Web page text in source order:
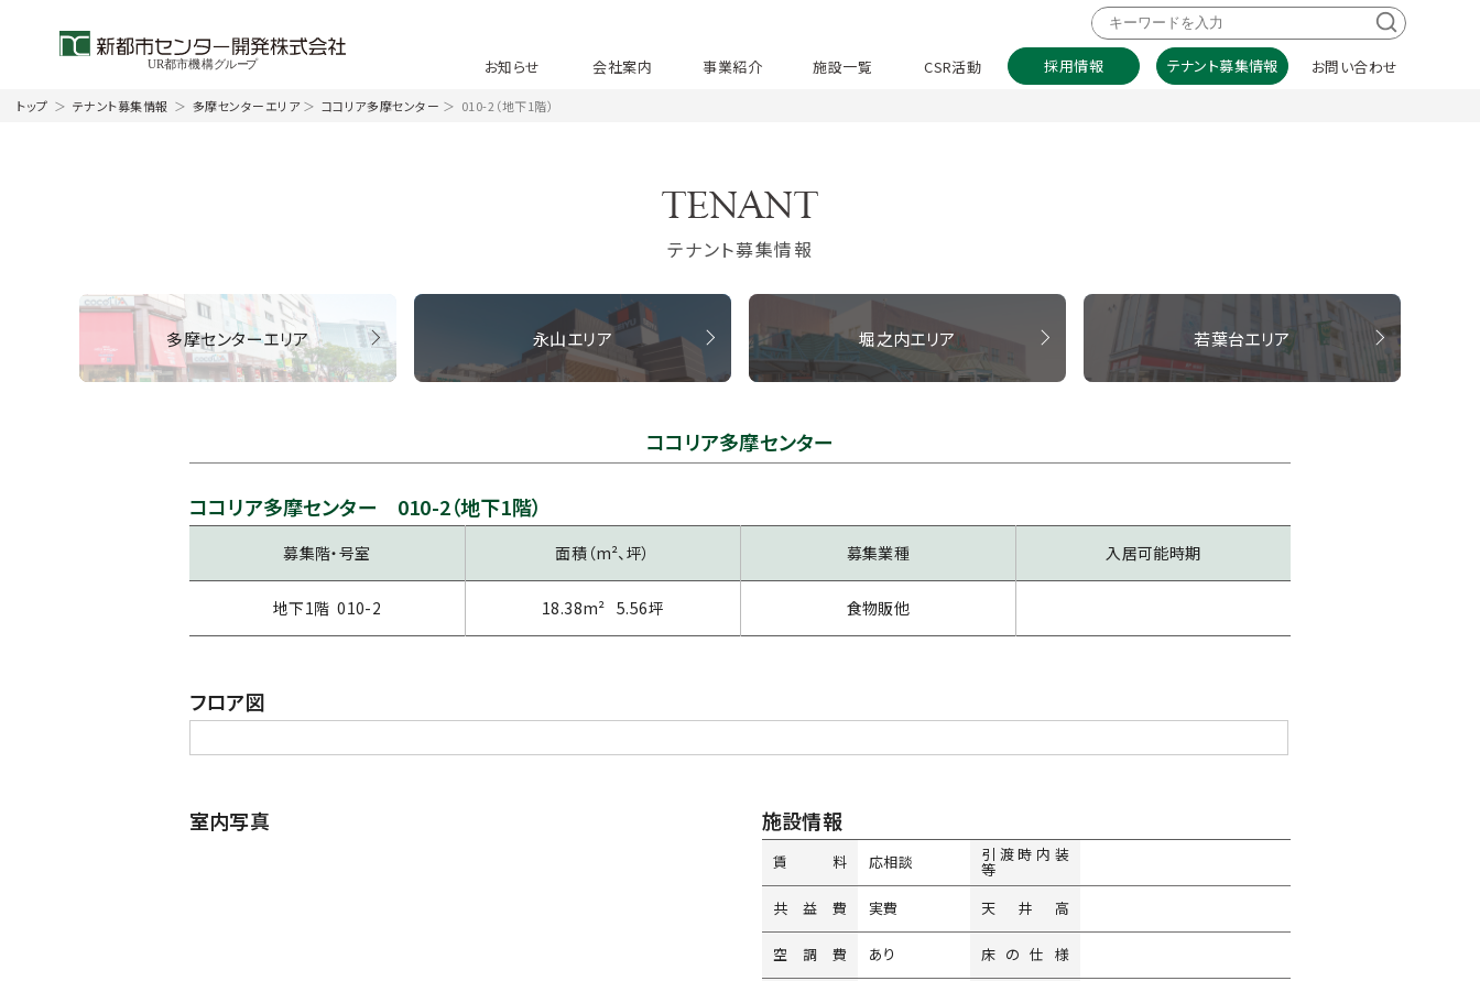
お知らせ 会社案内 事業紹介 施設一覧 CSR活動 採用情報 テナント募集情報 お問い合わせ
トップ ＞ テナント募集情報 ＞ 多摩センターエリア＞ ココリア多摩センター ＞ 010-2（地下1階）
テナント募集情報
多摩センターエリア 永山エリア 堀之内エリア 若葉台エリア
ココリア多摩センター
ココリア多摩センター 010-2（地下1階）
募集階・号室 面積（m²、坪） 募集業種 入居可能時期
地下1階 010-2 18.38m² 5.56坪 食物販他
フロア図
室内写真 施設情報
賃料 応相談 引渡時 内装
等
共益費
実費 天井高
空調費 あり
床の仕様